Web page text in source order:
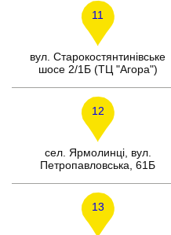
11
вул. Старокостянтинівське
шосе 2/1Б (ТЦ "Агора")
12
сел. Ярмолинці, вул.
Петропавловська, 61Б
13